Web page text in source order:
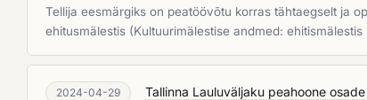
Tellija eesmärgiks on peatöövõtu korras tähtaegselt ja
ehitusmälestis (Kultuurimälestise andmed: ehitismälestis
2024-04-29 Tallinna Lauluväljaku peahoone